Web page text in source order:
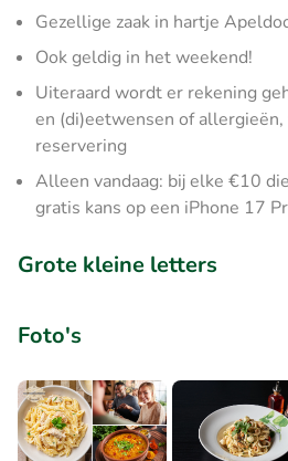
Gezellige zaak in hartje
Ook geldig in het weekend!
Uiteraard wordt er rekening
en (di)eetwensen of
reservering
Alleen vandaag: bij elke €10
gratis kans op een iPhone 17
Grote kleine letters
Foto's